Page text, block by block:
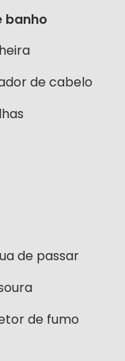
banho
de cabelo
de passar
de fumo